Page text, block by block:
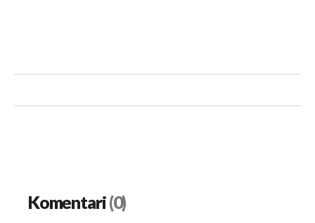
Komentari(0)